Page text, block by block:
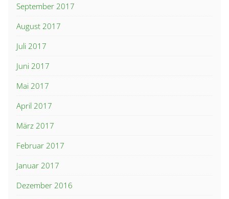
September 2017
August 2017
Juli 2017
Juni 2017
Mai 2017
April 2017
März 2017
Februar 2017
Januar 2017
Dezember 2016